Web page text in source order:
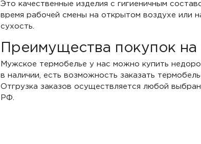
Это качественные изделия с гигиеничным
время рабочей смены на открытом воздухе
сухость.
Преимущества покупок на
Мужское термобелье у нас можно купить
в наличии, есть возможность заказать
Отгрузка заказов осуществляется любой
РФ.